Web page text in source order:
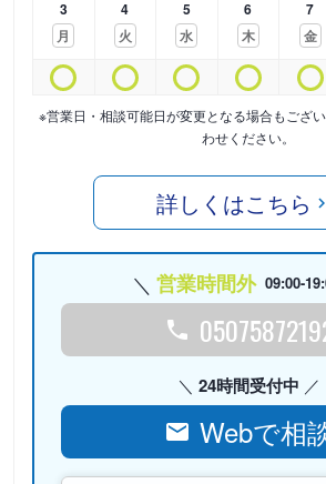
3
月
4
火
5
水
6
木
7
金
※営業日・相談可能日が変更となる場合もござ
わせください。
詳しくはこちら
営業時間外 09:00-
24時間受付中
Webで相